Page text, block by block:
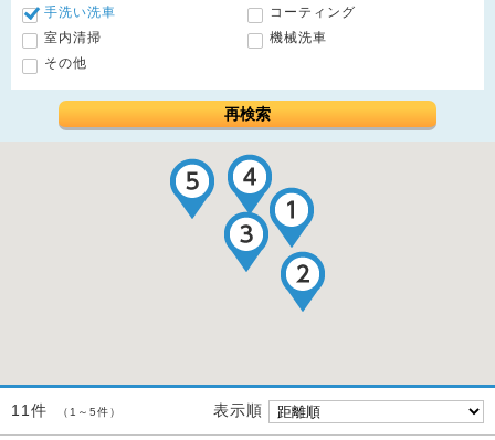
手洗い洗車
コーティング
室内清掃
機械洗車
その他
再検索
11件 （1～5件） 表示順